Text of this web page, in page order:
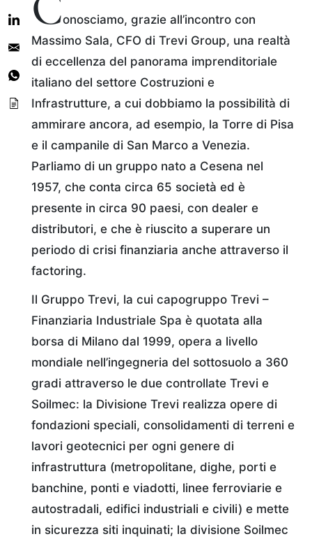
onosciamo, grazie all’incontro con
Massimo Sala, CFO di Trevi Group, una realtà
di eccellenza del panorama imprenditoriale
italiano del settore Costruzioni e
Infrastrutture, a cui dobbiamo la possibilità di
ammirare ancora, ad esempio, la Torre di Pisa
e il campanile di San Marco a Venezia.
Parliamo di un gruppo nato a Cesena nel
1957, che conta circa 65 società ed è
presente in circa 90 paesi, con dealer e
distributori, e che è riuscito a superare un
periodo di crisi finanziaria anche attraverso il
factoring.
Il Gruppo Trevi, la cui capogruppo Trevi –
Finanziaria Industriale Spa è quotata alla
borsa di Milano dal 1999, opera a livello
mondiale nell’ingegneria del sottosuolo a 360
gradi attraverso le due controllate Trevi e
Soilmec: la Divisione Trevi realizza opere di
fondazioni speciali, consolidamenti di terreni e
lavori geotecnici per ogni genere di
infrastruttura (metropolitane, dighe, porti e
banchine, ponti e viadotti, linee ferroviarie e
autostradali, edifici industriali e civili) e mette
in sicurezza siti inquinati; la divisione Soilmec